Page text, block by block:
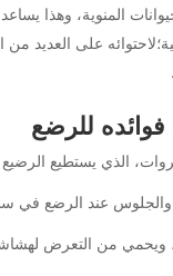
المنوية، وهذا
على العديد من
للرضع
الذي يستطيع الرضيع
عند الرضع في
ويحمي من التعرض